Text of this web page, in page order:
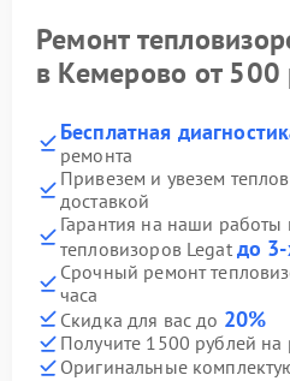
Ремонт
в Кемерово от 500
Бесплатная
ремонта
Привезем и увезем
доставкой
Гарантия на наши работы
тепловизоров Legat до 3-
Срочный ремонт
часа
Скидка для вас до 20%
Получите 1500 рублей на
Оригинальные